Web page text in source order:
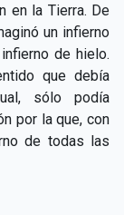
en la Tierra. De
un infierno
de hielo.
que debía
sólo podía
por la que, con
de todas las